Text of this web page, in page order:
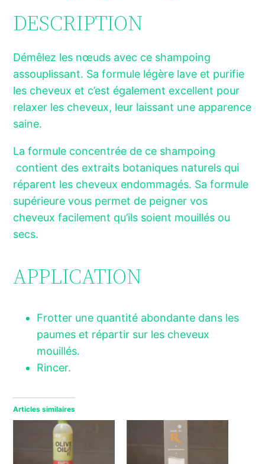
DESCRIPTION
Démêlez les nœuds avec ce shampoing
assouplissant. Sa formule légère lave et purifie
les cheveux et c’est également excellent pour
relaxer les cheveux, leur laissant une apparence
saine.
La formule concentrée de ce shampoing
contient des extraits botaniques naturels qui
réparent les cheveux endommagés. Sa formule
supérieure vous permet de peigner vos
cheveux facilement qu’ils soient mouillés ou
secs.
APPLICATION
Frotter une quantité abondante dans les
paumes et répartir sur les cheveux
mouillés.
Rincer.
Articles similaires